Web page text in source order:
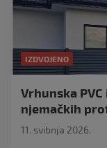
IZDVOJENO
Vrhunska
njemačkih
11. svibnja 2026.